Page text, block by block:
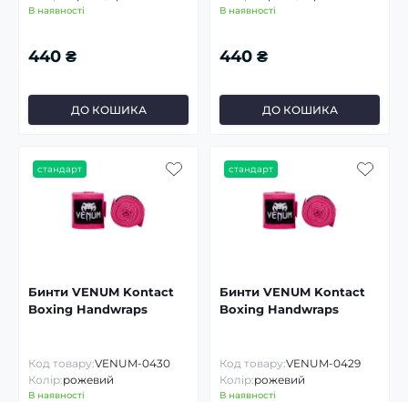
В наявності
440 ₴
ДО КОШИКА
В наявності
440 ₴
ДО КОШИКА
стандарт
Бинти VENUM Kontact
Boxing Handwraps
Код товару:VENUM-0430
Колір:рожевий
В наявності
стандарт
Бинти VENUM Kontact
Boxing Handwraps
Код товару:VENUM-0429
Колір:рожевий
В наявності